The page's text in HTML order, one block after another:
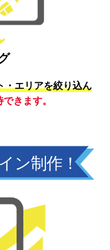
・エリアを絞り込ん
きます。
ン制作！